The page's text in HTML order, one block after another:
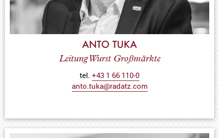
ANTO TUKA
Leitung Wurst Großmärkte
tel. +43 1 66 110-0
anto.tuka@radatz.com